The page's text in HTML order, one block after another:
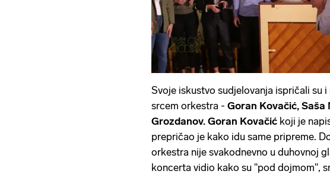
Svoje iskustvo sudjelovanja ispričali su
srcem orkestra - Goran Kovačić, Saša
Grozdanov. Goran Kovačić koji je
prepričao je kako idu same pripreme.
orkestra nije svakodnevno u duhovnoj
koncerta vidio kako su ''pod dojmom'',